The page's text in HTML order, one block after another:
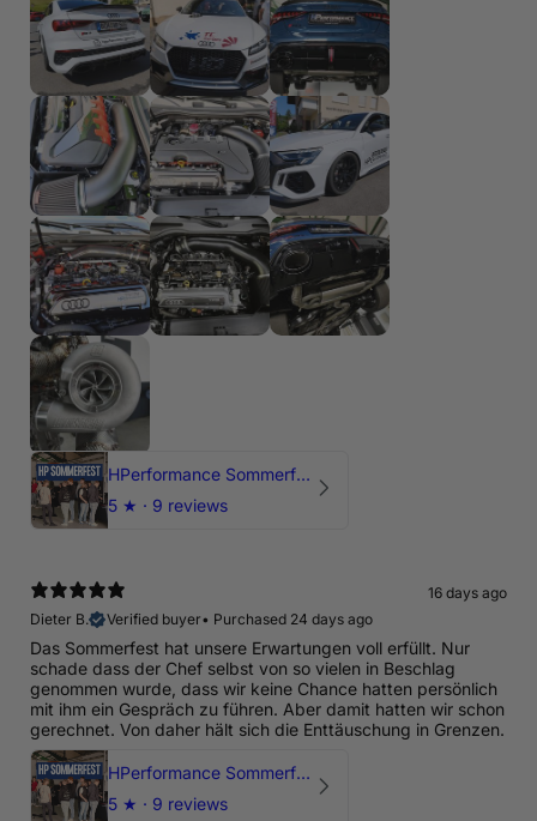
HPerformance Sommerfest 2026
5 ★ · 9 reviews
16 days ago
Dieter B.
Verified buyer• Purchased 24 days ago
Das Sommerfest hat unsere Erwartungen voll erfüllt. Nur
schade dass der Chef selbst von so vielen in Beschlag
genommen wurde, dass wir keine Chance hatten persönlich
mit ihm ein Gespräch zu führen. Aber damit hatten wir schon
gerechnet. Von daher hält sich die Enttäuschung in Grenzen.
HPerformance Sommerfest 2026
5 ★ · 9 reviews